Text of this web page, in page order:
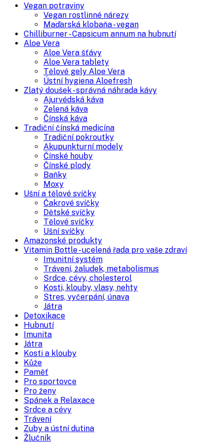
Vegan potraviny
Vegan rostlinné nárezy
Maďarská klobaňa - vegan
Chilliburner - Capsicum annum na hubnutí
Aloe Vera
Aloe Vera šťávy
Aloe Vera tablety
Tělové gely Aloe Vera
Ústní hygiena Aloefresh
Zlatý doušek - správná náhrada kávy
Ajurvédská káva
Zelená káva
Čínská káva
Tradiční čínská medicína
Tradiční pokroutky
Akupunkturní modely
Čínské houby
Čínské plody
Baňky
Moxy
Ušní a tělové svíčky
Čakrové svíčky
Dětské svíčky
Tělové svíčky
Ušní svíčky
Amazonské produkty
Vitamin Bottle - ucelená řada pro vaše zdraví
Imunitní systém
Trávení, žaludek, metabolismus
Srdce, cévy, cholesterol
Kosti, klouby, vlasy, nehty
Stres, vyčerpání, únava
Játra
Detoxikace
Hubnutí
Imunita
Játra
Kosti a klouby
Kůže
Paměť
Pro sportovce
Pro ženy
Spánek a Relaxace
Srdce a cévy
Trávení
Zuby a ústní dutina
Žlučník